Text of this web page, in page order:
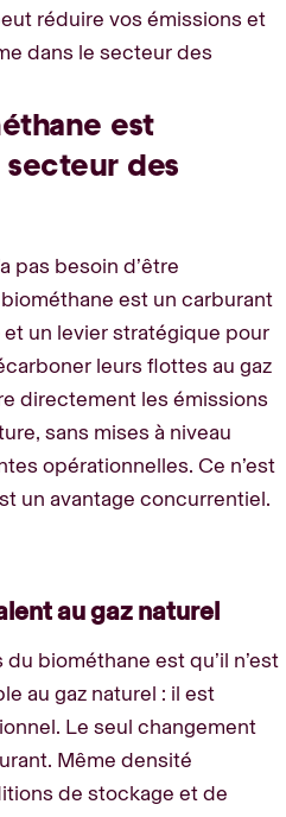
réduire vos émissions et
dans le secteur des
est
des
pas besoin d’être
est un carburant
un levier stratégique pour
leurs flottes au gaz
directement les émissions
sans mises à niveau
opérationnelles. Ce n’est
un avantage concurrentiel.
au gaz naturel
biométhane est qu’il n’est
au gaz naturel : il est
Le seul changement
Même densité
de stockage et de